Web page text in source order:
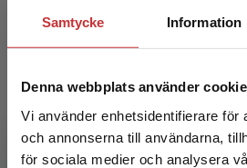
Samtycke Information
Denna webbplats använder
Vi använder enhetsidentifierare för
och annonserna till användarna,
för sociala medier och analysera
409 krinkl. moms